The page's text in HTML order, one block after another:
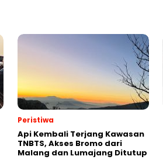
Peristiwa
Api Kembali Terjang Kawasan
TNBTS, Akses Bromo dari
Malang dan Lumajang Ditutup